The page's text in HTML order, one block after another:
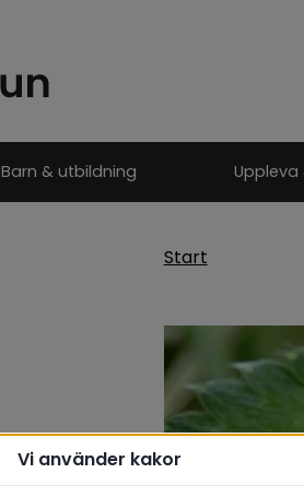
Barn & utbildning Uppleva
Start
Vi använder kakor